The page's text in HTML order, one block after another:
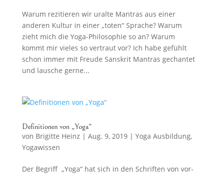
Warum rezitieren wir uralte Mantras aus einer
anderen Kultur in einer „toten“ Sprache? Warum
zieht mich die Yoga-Philosophie so an? Warum
kommt mir vieles so vertraut vor? Ich habe gefühlt
schon immer mit Freude Sanskrit Mantras gechantet
und lausche gerne...
Definitionen von „Yoga“
von Brigitte Heinz | Aug. 9, 2019| Yoga Ausbildung,
Yogawissen
Der Begriff „Yoga“ hat sich in den Schriften von vor-